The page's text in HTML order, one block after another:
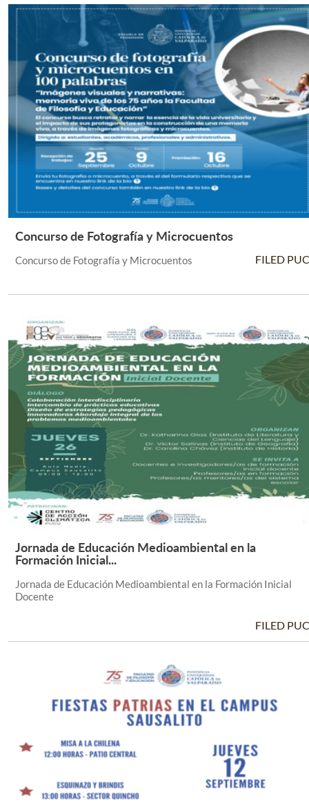
Leer Más +
Concurso de Fotografía y Microcuentos
Concurso de Fotografía y Microcuentos FILED
Leer Más +
Jornada de Educación Medioambiental en la
Formación Inicial...
Jornada de Educación Medioambiental en la Formación Inicial
Docente
FILED